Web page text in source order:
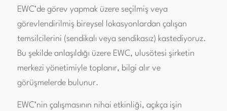
EWC’de görev yapmak üzere seçilmiş veya
görevlendirilmiş bireysel lokasyonlardan çalışan
temsilcilerini (sendikalı veya sendikasız) kastediyoruz.
Bu şekilde anlaşıldığı üzere EWC, ulusötesi şirketin
merkezi yönetimiyle toplanır, bilgi alır ve
görüşmelerde bulunur.
EWC’nin çalışmasının nihai etkinliği, açıkça işin